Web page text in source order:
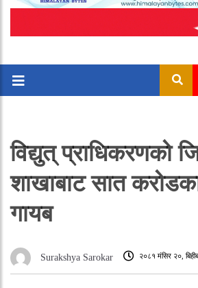
विद्युत् प्राधिकरणको
शाखाबाट सात
गायब
Surakshya Sarokar २०८१ मंसिर २०,